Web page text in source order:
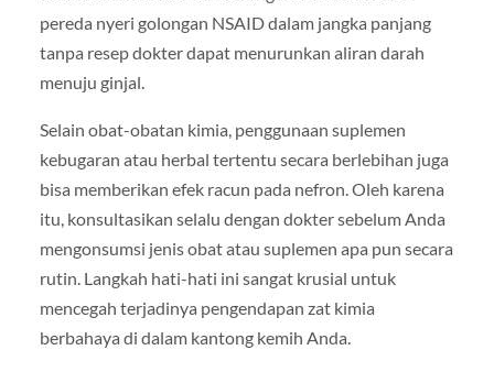
pereda nyeri golongan NSAID dalam jangka panjang
tanpa resep dokter dapat menurunkan aliran darah
menuju ginjal.
Selain obat-obatan kimia, penggunaan suplemen
kebugaran atau herbal tertentu secara berlebihan juga
bisa memberikan efek racun pada nefron. Oleh karena
itu, konsultasikan selalu dengan dokter sebelum Anda
mengonsumsi jenis obat atau suplemen apa pun secara
rutin. Langkah hati-hati ini sangat krusial untuk
mencegah terjadinya pengendapan zat kimia
berbahaya di dalam kantong kemih Anda.